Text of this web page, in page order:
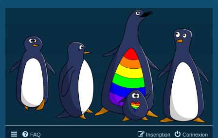
FAQ Connexion
Inscription